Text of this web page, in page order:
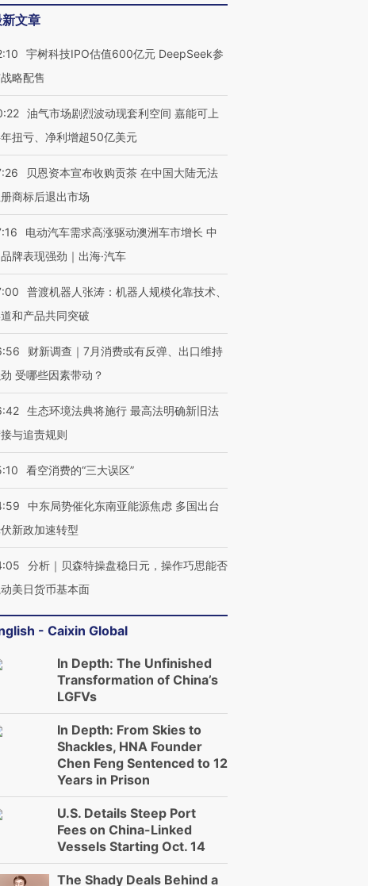
的吸金
让中产们甘
”？
马航飞行员跨国走私7万
粒摇头丸 尿检体内含3种
毒品
度Z世代 用街头抗争将教
文章
宇树科技IPO估值600亿元 DeepSeek参
略配售
油气市场剧烈波动现套利空间 嘉能可上
扭亏、净利增超50亿美元
贝恩资本宣布收购贡茶 在中国大陆无法
商标后退出市场
电动汽车需求高涨驱动澳洲车市增长 中
牌表现强劲｜出海·汽车
普渡机器人张涛：机器人规模化靠技术、
和产品共同突破
财新调查｜7月消费或有反弹、出口维持
受哪些因素带动？
生态环境法典将施行 最高法明确新旧法
与追责规则
看空消费的“三大误区”
中东局势催化东南亚能源焦虑 多国出台
新政加速转型
分析｜贝森特操盘稳日元，操作巧思能否
美日货币基本面
- Caixin Global
In Depth: The Unfinished
Transformation of China’s
LGFVs
In Depth: From Skies to
Shackles, HNA Founder
Chen Feng Sentenced to 12
Years in Prison
U.S. Details Steep Port
Fees on China-Linked
Vessels Starting Oct. 14
The Shady Deals Behind a